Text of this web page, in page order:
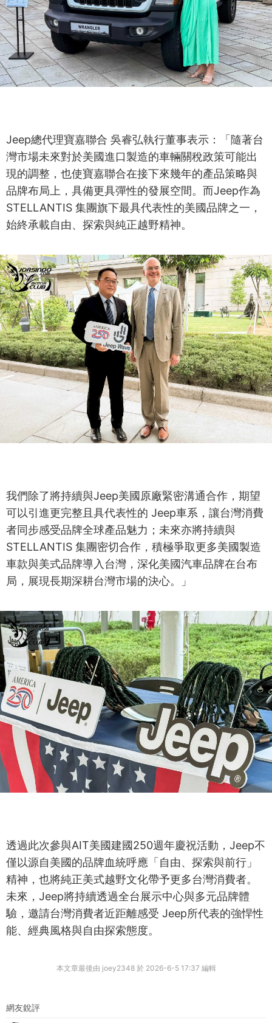
Jeep總代理寶嘉聯合 吳睿弘執行董事表示：「隨著台
灣市場未來對於美國進口製造的車輛關稅政策可能出
現的調整，也使寶嘉聯合在接下來幾年的產品策略與
品牌布局上，具備更具彈性的發展空間。而Jeep作為
STELLANTIS 集團旗下最具代表性的美國品牌之一，
始終承載自由、探索與純正越野精神。
我們除了將持續與Jeep美國原廠緊密溝通合作，期望
可以引進更完整且具代表性的 Jeep車系，讓台灣消費
者同步感受品牌全球產品魅力；未來亦將持續與
STELLANTIS 集團密切合作，積極爭取更多美國製造
車款與美式品牌導入台灣，深化美國汽車品牌在台布
局，展現長期深耕台灣市場的決心。」
透過此次參與AIT美國建國250週年慶祝活動，Jeep不
僅以源自美國的品牌血統呼應「自由、探索與前行」
精神，也將純正美式越野文化帶予更多台灣消費者。
未來，Jeep將持續透過全台展示中心與多元品牌體
驗，邀請台灣消費者近距離感受 Jeep所代表的強悍性
能、經典風格與自由探索態度。
本文章最後由 joey2348 於 2026-6-5 17:37 編輯
網友銳評